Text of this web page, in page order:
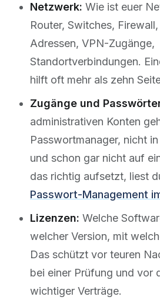
Netzwerk: Wie ist euer
Router, Switches,
Adressen, VPN-Zugänge,
Standortverbindungen.
hilft oft mehr als zehn
Zugänge und
administrativen Konten
Passwortmanager, nicht
und schon gar nicht auf
das richtig aufsetzt, liest
Passwort-Management
Lizenzen: Welche
welcher Version, mit
Das schützt vor teuren
bei einer Prüfung und vor
wichtiger Verträge.